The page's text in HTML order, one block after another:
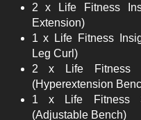
2 x Life Fitness
Extension)
1 x Life Fitness
Leg Curl)
2 x Life Fitness
(Hyperextension
1 x Life Fitness
(Adjustable Bench)